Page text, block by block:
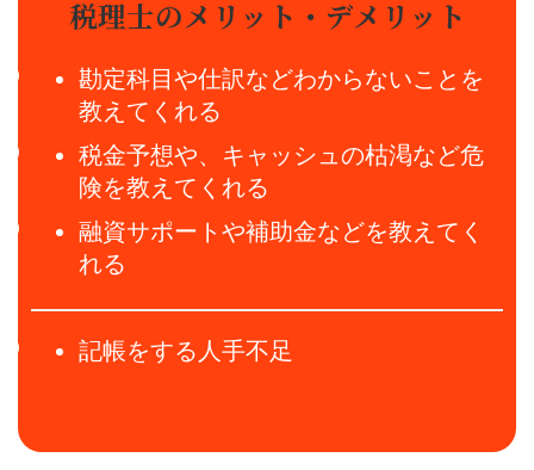
税理士のメリット・デメリット
勘定科目や仕訳などわからないことを
教えてくれる
税金予想や、キャッシュの枯渇など危
険を教えてくれる
融資サポートや補助金などを教えてく
れる
記帳をする人手不足